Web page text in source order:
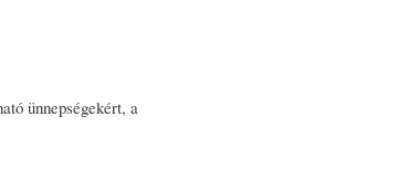
ünnepségekért, a